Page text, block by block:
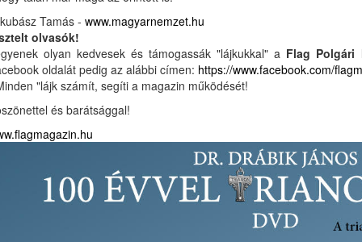
Tamás - www.magyarnemzet.hu
olvasók!
olyan kedvesek és támogassák "lájkukkal" a Flag Polgári
oldalát pedig az alábbi címen: https://www.facebook.com/
"lájk számít, segíti a magazin működését!
és barátsággal!